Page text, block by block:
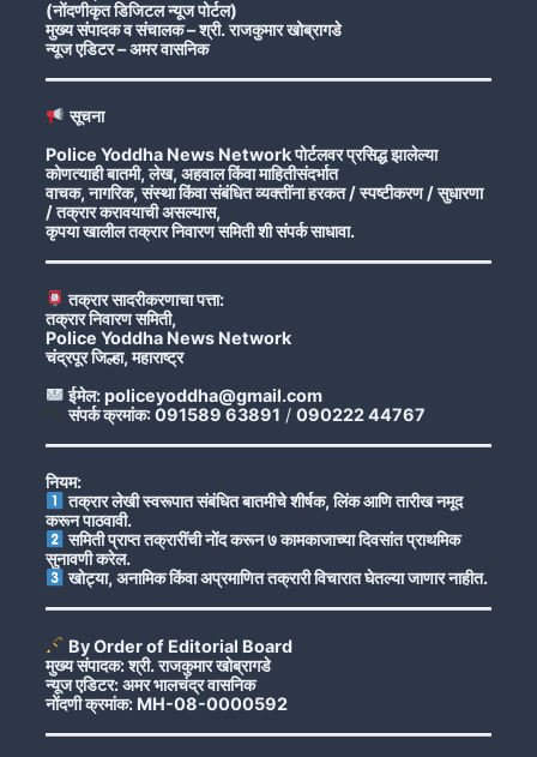
(नोंदणीकृत डिजिटल न्यूज पोर्टल)
मुख्य संपादक व संचालक – श्री. राजकुमार खोब्रागडे
न्यूज एडिटर – अमर वासनिक
सूचना
Police Yoddha News Network पोर्टलवर प्रसिद्ध झालेल्या
कोणत्याही बातमी, लेख, अहवाल किंवा माहितीसंदर्भात
वाचक, नागरिक, संस्था किंवा संबंधित व्यक्तींना हरकत / स्पष्टीकरण / सुधारणा
/ तक्रार करावयाची असल्यास,
कृपया खालील तक्रार निवारण समिती शी संपर्क साधावा.
तक्रार सादरीकरणाचा पत्ता:
तक्रार निवारण समिती,
Police Yoddha News Network
चंद्रपूर जिल्हा, महाराष्ट्र
ईमेल: policeyoddha@gmail.com
संपर्क क्रमांक: 091589 63891 / 090222 44767
नियम:
तक्रार लेखी स्वरूपात संबंधित बातमीचे शीर्षक, लिंक आणि तारीख नमूद
करून पाठवावी.
समिती प्राप्त तक्रारींची नोंद करून ७ कामकाजाच्या दिवसांत प्राथमिक
सुनावणी करेल.
खोट्या, अनामिक किंवा अप्रमाणित तक्रारी विचारात घेतल्या जाणार नाहीत.
By Order of Editorial Board
मुख्य संपादक: श्री. राजकुमार खोब्रागडे
न्यूज एडिटर: अमर भालचंद्र वासनिक
नोंदणी क्रमांक: MH-08-0000592